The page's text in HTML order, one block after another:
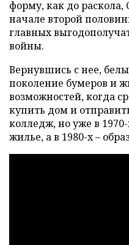
форму, как до
начале второй
главных
войны.
Вернувшись с нее,
поколение бумеров и
возможностей, когда
купить дом и
колледж, но уже в
жилье, а в 1980-х –